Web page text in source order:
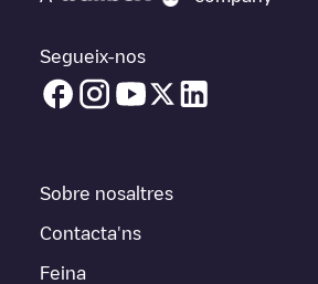
Segueix-nos
Sobre nosaltres
Contacta'ns
Feina